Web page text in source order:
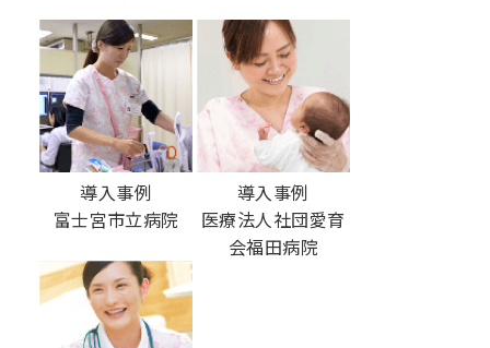
導入事例
富士宮市立病院
導入事例
医療法人社団愛育
会福田病院